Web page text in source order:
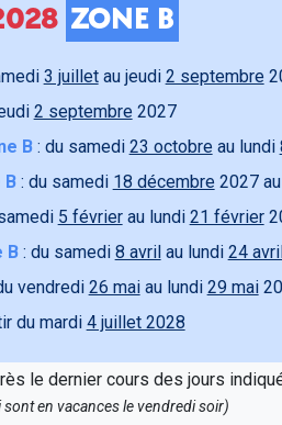
ZONE B
3 juilletau jeudi 2 septembre
2 septembre 2027
B: du samedi 23 octobre au lundi
B: du samedi 18 décembre 2027
5 févrierau lundi 21 février
B: du samedi 8 avril au lundi 24 avril
vendredi 26 maiau lundi 29 mai
du mardi 4 juillet 2028
le dernier cours des jours
en vacances le vendredi soir)